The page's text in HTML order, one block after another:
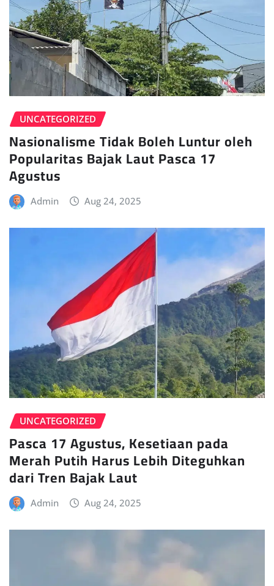
UNCATEGORIZED
Nasionalisme Tidak Boleh Luntur oleh
Popularitas Bajak Laut Pasca 17
Agustus
Admin Aug 24, 2025
UNCATEGORIZED
Pasca 17 Agustus, Kesetiaan pada
Merah Putih Harus Lebih Diteguhkan
dari Tren Bajak Laut
Admin Aug 24, 2025